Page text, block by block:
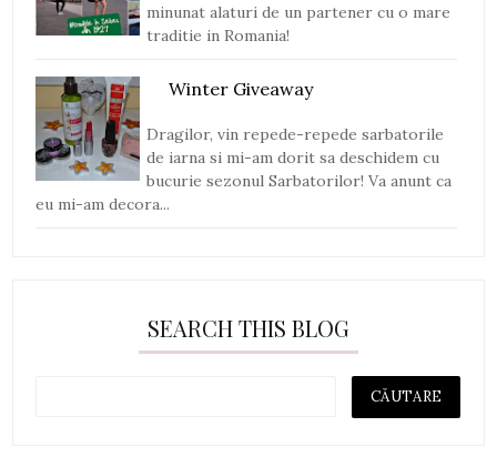
minunat alaturi de un partener cu o mare
traditie in Romania!
Winter Giveaway
Dragilor, vin repede-repede sarbatorile
de iarna si mi-am dorit sa deschidem cu
bucurie sezonul Sarbatorilor! Va anunt ca
eu mi-am decora...
SEARCH THIS BLOG